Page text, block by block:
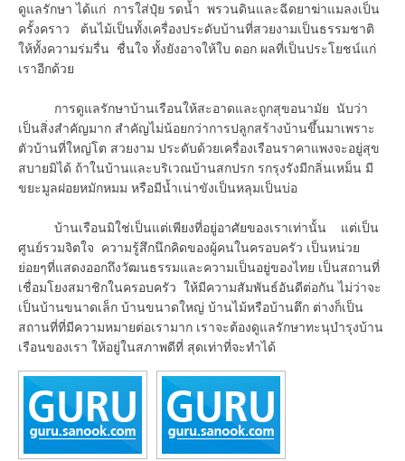
ดูแลรักษา ได้แก่ การใส่ปุ๋ย รดน้ำ พรวนดินและฉีดยาฆ่าแมลงเป็น
ครั้งคราว ต้นไม้เป็นทั้งเครื่องประดับบ้านที่สวยงามเป็นธรรมชาติ
ให้ทั้งความร่มรื่น ชื่นใจ ทั้งยังอาจให้ใบ ดอก ผลที่เป็นประโยชน์แก่
เราอีกด้วย
การดูแลรักษาบ้านเรือนให้สะอาดและถูกสุขอนามัย นับว่า
เป็นสิ่งสำคัญมาก สำคัญไม่น้อยกว่าการปลูกสร้างบ้านขึ้นมาเพราะ
ตัวบ้านที่ใหญ่โต สวยงาม ประดับด้วยเครื่องเรือนราคาแพงจะอยู่สุข
สบายมิได้ ถ้าในบ้านและบริเวณบ้านสกปรก รกรุงรังมีกลิ่นเหม็น มี
ขยะมูลฝอยหมักหมม หรือมีน้ำเน่าขังเป็นหลุมเป็นบ่อ
บ้านเรือนมิใช่เป็นแต่เพียงที่อยู่อาศัยของเราเท่านั้น แต่เป็น
ศูนย์รวมจิตใจ ความรู้สึกนึกคิดของผู้คนในครอบครัว เป็นหน่วย
ย่อยๆที่แสดงออกถึงวัฒนธรรมและความเป็นอยู่ของไทย เป็นสถานที่
เชื่อมโยงสมาชิกในครอบครัว ให้มีความสัมพันธ์อันดีต่อกัน ไม่ว่าจะ
เป็นบ้านขนาดเล็ก บ้านขนาดใหญ่ บ้านไม้หรือบ้านตึก ต่างก็เป็น
สถานที่ที่มีความหมายต่อเรามาก เราจะต้องดูแลรักษาทะนุบำรุงบ้าน
เรือนของเรา ให้อยู่ในสภาพดีที่ สุดเท่าที่จะทำได้